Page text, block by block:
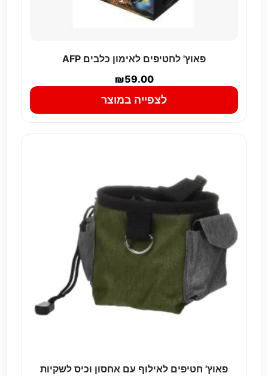
פאוץ' לחטיפים לאימון כלבים AFP
₪59.00
לצפייה במוצר
פאוץ' חטיפים לאילוף עם אחסון וכיס לשקיות